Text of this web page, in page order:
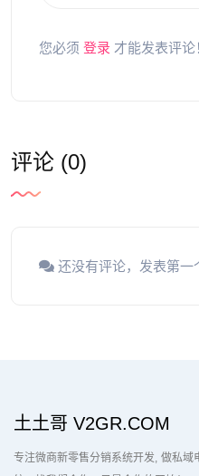
您必须 登录 才能发表评论
评论 (0)
还没有评论，发表第一
土土哥 V2GR.COM
专注微商新零售分销系统开发 做私域